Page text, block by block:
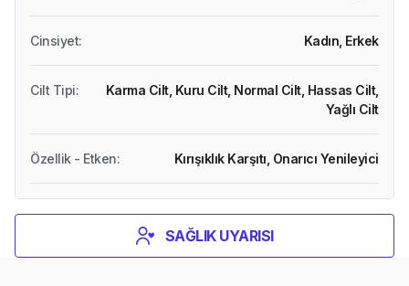
Cinsiyet: Kadın, Erkek
Cilt Tipi: Karma Cilt, Kuru Cilt, Normal Cilt, Hassas Cilt,
Yağlı Cilt
Özellik - Etken: Kırışıklık Karşıtı, Onarıcı Yenileyici
SAĞLIK UYARISI